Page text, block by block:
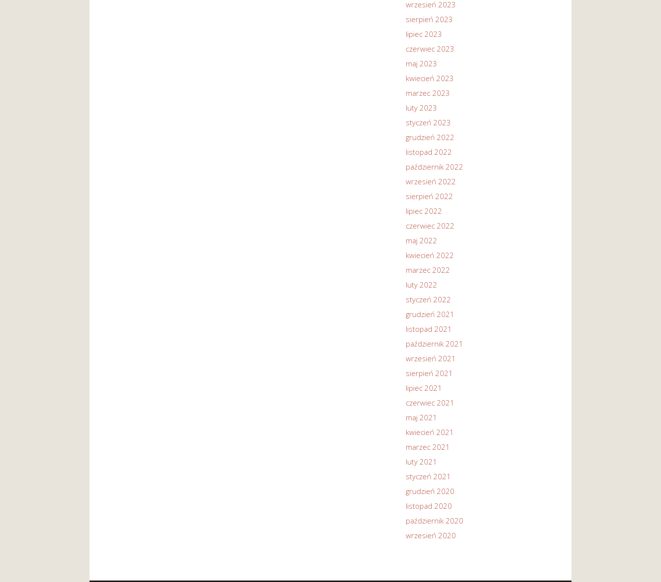
wrzesień 2023
sierpień 2023
lipiec 2023
czerwiec 2023
maj 2023
kwiecień 2023
marzec 2023
luty 2023
styczeń 2023
grudzień 2022
listopad 2022
październik 2022
wrzesień 2022
sierpień 2022
lipiec 2022
czerwiec 2022
maj 2022
kwiecień 2022
marzec 2022
luty 2022
styczeń 2022
grudzień 2021
listopad 2021
październik 2021
wrzesień 2021
sierpień 2021
lipiec 2021
czerwiec 2021
maj 2021
kwiecień 2021
marzec 2021
luty 2021
styczeń 2021
grudzień 2020
listopad 2020
październik 2020
wrzesień 2020